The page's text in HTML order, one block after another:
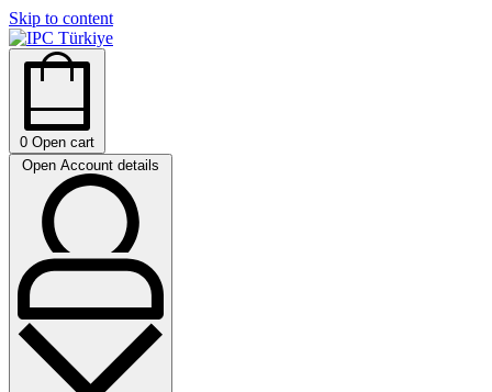
Skip to content
0 Open cart
Open Account details